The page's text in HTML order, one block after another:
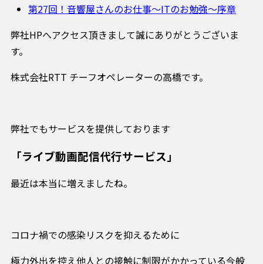
第27回！音響屋さんのお仕事〜ITのお勉強〜序章
弊社HPへアクセス頂きまして誠にありがとうございま
す。
株式会社RTT チーフオペレーターの高橋です。
弊社でもサービスを提供しております
「ライブ動画配信代行サービス」
最近は本当に増えましたね。
コロナ禍での感染リスクを抑えるために
極力外出を控え他人との接触に制限がかかっている今般